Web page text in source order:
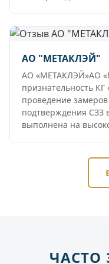
АО "МЕТАКЛЭЙ"
АО «МЕТАКЛЭЙ»АО
признательность
проведение
подтверждения СЗЗ
выполнена на
ЧАСТО